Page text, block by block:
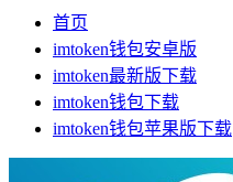
首页
imtoken钱包安卓版
imtoken最新版下载
imtoken钱包下载
imtoken钱包苹果版下载